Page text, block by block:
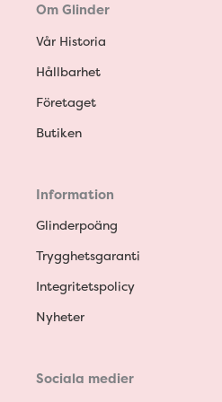
Om Glinder
Vår Historia
Hållbarhet
Företaget
Butiken
Information
Glinderpoäng
Trygghetsgaranti
Integritetspolicy
Nyheter
Sociala medier